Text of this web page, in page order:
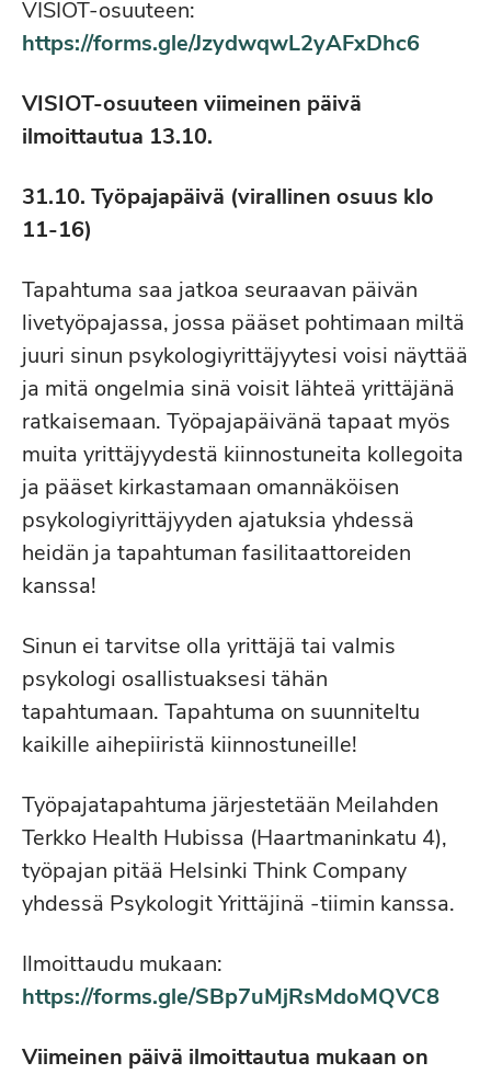
VISIOT-osuuteen:
https://forms.gle/JzydwqwL2yAFxDhc6
VISIOT-osuuteen viimeinen päivä
ilmoittautua 13.10.
31.10. Työpajapäivä (virallinen osuus klo
11-16)
Tapahtuma saa jatkoa seuraavan päivän
livetyöpajassa, jossa pääset pohtimaan miltä
juuri sinun psykologiyrittäjyytesi voisi näyttää
ja mitä ongelmia sinä voisit lähteä yrittäjänä
ratkaisemaan. Työpajapäivänä tapaat myös
muita yrittäjyydestä kiinnostuneita kollegoita
ja pääset kirkastamaan omannäköisen
psykologiyrittäjyyden ajatuksia yhdessä
heidän ja tapahtuman fasilitaattoreiden
kanssa!
Sinun ei tarvitse olla yrittäjä tai valmis
psykologi osallistuaksesi tähän
tapahtumaan. Tapahtuma on suunniteltu
kaikille aihepiiristä kiinnostuneille!
Työpajatapahtuma järjestetään Meilahden
Terkko Health Hubissa (Haartmaninkatu 4),
työpajan pitää Helsinki Think Company
yhdessä Psykologit Yrittäjinä -tiimin kanssa.
Ilmoittaudu mukaan:
https://forms.gle/SBp7uMjRsMdoMQVC8
Viimeinen päivä ilmoittautua mukaan on